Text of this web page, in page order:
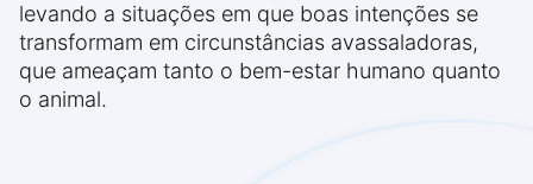
levando a situações em que boas intenções se
transformam em circunstâncias avassaladoras,
que ameaçam tanto o bem-estar humano quanto
o animal.